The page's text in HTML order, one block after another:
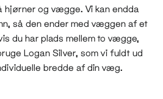
hjørner og vægge. Vi kan endda
så den ender med væggen af et
du har plads mellem to vægge,
Logan Silver, som vi fuldt ud
bredde af din væg.